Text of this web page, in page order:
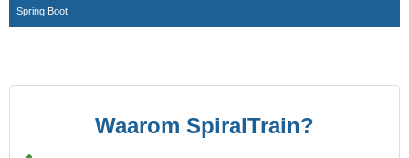
Waarom SpiralTrain?
Spring Boot